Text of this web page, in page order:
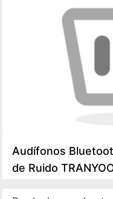
Audífonos
de Ruido